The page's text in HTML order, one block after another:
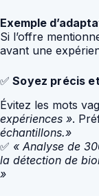
Exemple
Si l’offre
avant une
✅Soyez précis
Évitez les mots
expériences ».
échantillons.»
✅ « Analyse de
la détection de
»